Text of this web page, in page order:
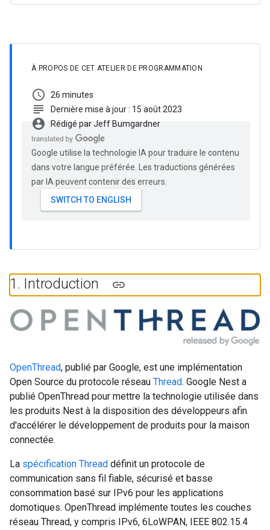
À PROPOS DE CET ATELIER DE PROGRAMMATION
schedule 26 minutes
subject Dernière mise à jour : 15 août 2023
account_circle Rédigé par Jeff Bumgardner
Google utilise la technologie IA pour traduire le contenu
dans votre langue préférée. Les traductions générées
par IA peuvent contenir des erreurs.
1. Introduction
OpenThread, publié par Google, est une implémentation
Open Source du protocole réseau Thread. Google Nest a
publié OpenThread pour mettre la technologie utilisée dans
les produits Nest à la disposition des développeurs afin
d'accélérer le développement de produits pour la maison
connectée.
La spécification Thread définit un protocole de
communication sans fil fiable, sécurisé et basse
consommation basé sur IPv6 pour les applications
domotiques. OpenThread implémente toutes les couches
réseau Thread, y compris IPv6, 6LoWPAN, IEEE 802.15.4